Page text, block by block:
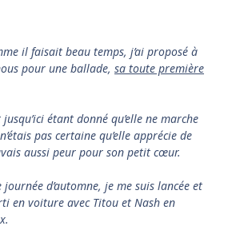
il faisait beau temps, j’ai proposé à
pour une ballade, sa toute première
étant donné qu’elle ne marche
pas certaine qu’elle apprécie de
aussi peur pour son petit cœur.
d’automne, je me suis lancée et
en voiture avec Titou et Nash en